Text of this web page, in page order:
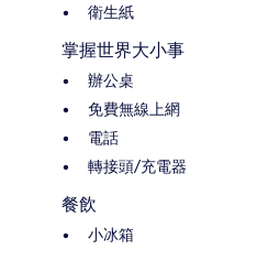
衛生紙
掌握世界大小事
辦公桌
免費無線上網
電話
轉接頭/充電器
餐飲
小冰箱